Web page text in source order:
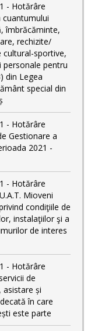
- Hotărâre
îmbrăcăminte,
rechizite/
sportive,
personale pentru
din Legea
special din
- Hotărâre
Gestionare a
2021 -
- Hotărâre
Mioveni
condiţiile de
instalaţiilor şi a
de interes
- Hotărâre
de
și
în care
este parte